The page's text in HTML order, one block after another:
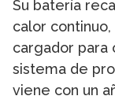
Su batería
calor
cargador para
sistema de
viene con un